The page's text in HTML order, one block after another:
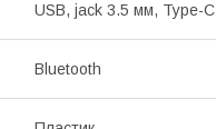
USB, jack 3.5 мм, Type-C
Bluetooth